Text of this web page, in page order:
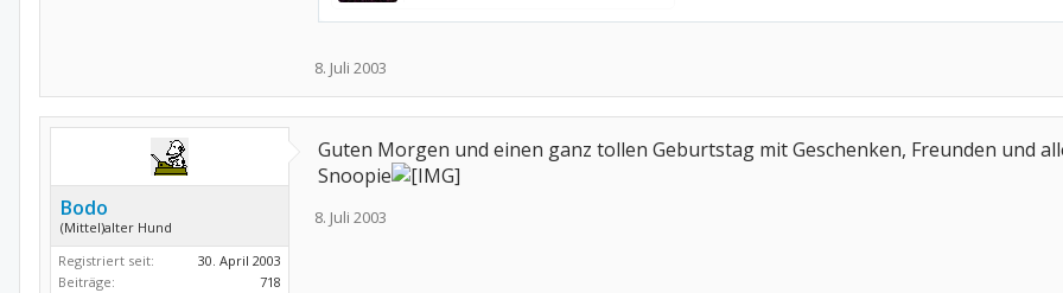
8. Juli 2003
Bodo
(Mittel)alter Hund
Registriert seit:
30. April 2003
Beiträge:
718
Guten Morgen und einen ganz tollen Geburtstag mit Geschenken, Freunden und
Snoopie
8. Juli 2003